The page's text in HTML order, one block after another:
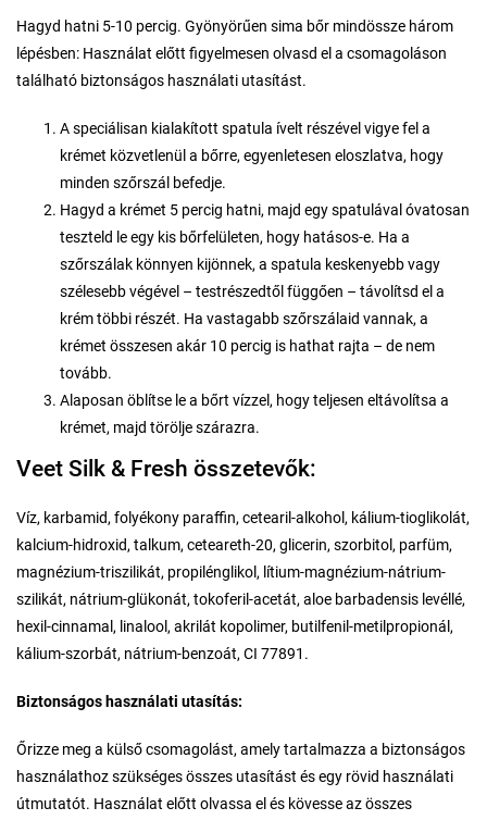
Hagyd hatni 5-10 percig. Gyönyörűen sima bőr mindössze három
lépésben: Használat előtt figyelmesen olvasd el a csomagoláson
található biztonságos használati utasítást.
A speciálisan kialakított spatula ívelt részével vigye fel a
krémet közvetlenül a bőrre, egyenletesen eloszlatva, hogy
minden szőrszál befedje.
Hagyd a krémet 5 percig hatni, majd egy spatulával óvatosan
teszteld le egy kis bőrfelületen, hogy hatásos-e. Ha a
szőrszálak könnyen kijönnek, a spatula keskenyebb vagy
szélesebb végével – testrészedtől függően – távolítsd el a
krém többi részét. Ha vastagabb szőrszálaid vannak, a
krémet összesen akár 10 percig is hathat rajta – de nem
tovább.
Alaposan öblítse le a bőrt vízzel, hogy teljesen eltávolítsa a
krémet, majd törölje szárazra.
Veet Silk & Fresh összetevők:
Víz, karbamid, folyékony paraffin, cetearil-alkohol, kálium-tioglikolát,
kalcium-hidroxid, talkum, ceteareth-20, glicerin, szorbitol, parfüm,
magnézium-triszilikát, propilénglikol, lítium-magnézium-nátrium-
szilikát, nátrium-glükonát, tokoferil-acetát, aloe barbadensis levéllé,
hexil-cinnamal, linalool, akrilát kopolimer, butilfenil-metilpropionál,
kálium-szorbát, nátrium-benzoát, CI 77891.
Biztonságos használati utasítás:
Őrizze meg a külső csomagolást, amely tartalmazza a biztonságos
használathoz szükséges összes utasítást és egy rövid használati
útmutatót. Használat előtt olvassa el és kövesse az összes